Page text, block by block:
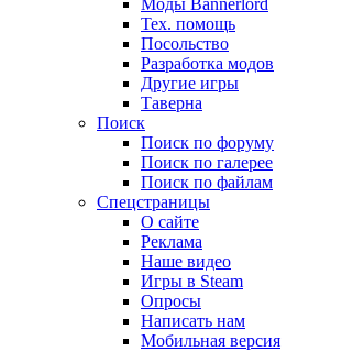
Моды Bannerlord
Тех. помощь
Посольство
Разработка модов
Другие игры
Таверна
Поиск
Поиск по форуму
Поиск по галерее
Поиск по файлам
Спецстраницы
О сайте
Реклама
Наше видео
Игры в Steam
Опросы
Написать нам
Мобильная версия